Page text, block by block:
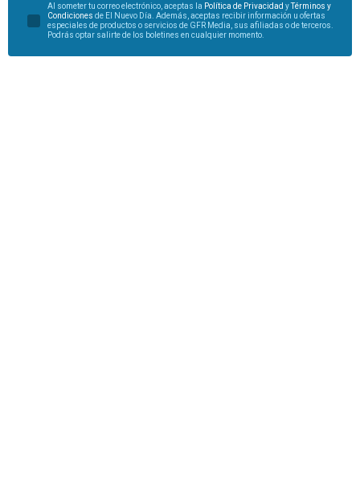
Al someter tu correo electrónico, aceptas la Política de Privacidad yTérminos y
Condiciones de El Nuevo Día. Además, aceptas recibir información u ofertas
especiales de productos o servicios de GFR Media, sus afiliadas o de terceros.
Podrás optar salirte de los boletines en cualquier momento.